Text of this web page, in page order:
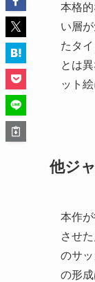
本格
い層
たタ
とは
ット
他ジ
本作
させ
のサ
の形